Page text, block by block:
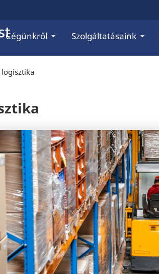
Cégünkről Szolgáltatásaink
logisztika